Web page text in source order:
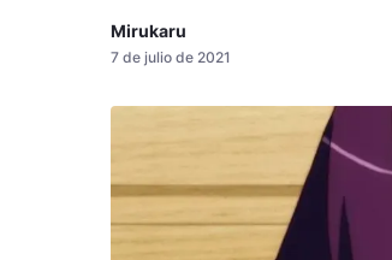
Mirukaru
7 de julio de 2021